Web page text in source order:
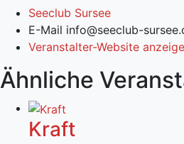
Seeclub Sursee
E-Mail info@seeclub-
Veranstalter-Website
Ähnliche
Kraft